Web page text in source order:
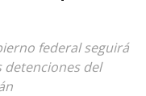
federal seguirá
detenciones del